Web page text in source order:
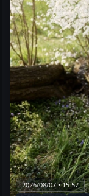
2026/08/07 • 15:57